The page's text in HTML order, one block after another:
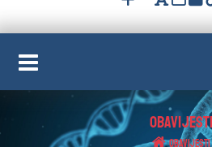
OBAVIJESTI
Obavijesti